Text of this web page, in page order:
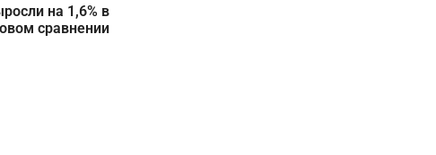
на 1,6% в
сравнении